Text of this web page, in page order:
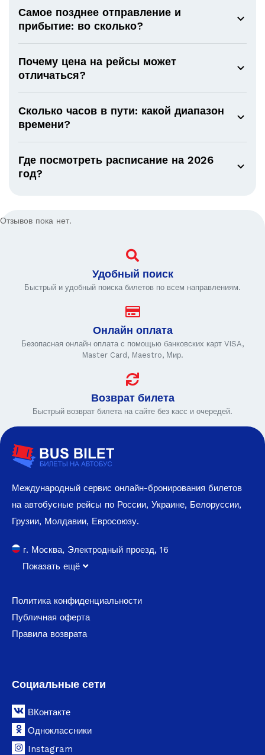
Самое позднее отправление и
прибытие: во сколько?
Почему цена на рейсы может
отличаться?
Сколько часов в пути: какой диапазон
времени?
Где посмотреть расписание на 2026
год?
Отзывов пока нет.
Удобный поиск
Быстрый и удобный поиска билетов по всем направлениям.
Онлайн оплата
Безопасная онлайн оплата с помощью банковских карт VISA,
Master Card, Maestro, Мир.
Возврат билета
Быстрый возврат билета на сайте без касс и очередей.
Международный сервис онлайн-бронирования билетов
на автобусные рейсы по России, Украине, Белоруссии,
Грузии, Молдавии, Евросоюзу.
г. Москва, Электродный проезд, 16
Показать ещё
Политика конфиденциальности
Публичная оферта
Правила возврата
Социальные сети
ВКонтакте
Одноклассники
Instagram